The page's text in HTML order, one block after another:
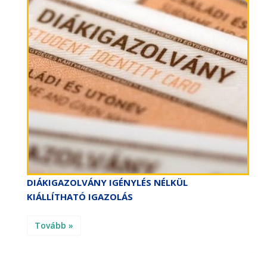
DIÁKIGAZOLVÁNY IGÉNYLÉS NÉLKÜL
KIÁLLÍTHATÓ IGAZOLÁS
Tovább »